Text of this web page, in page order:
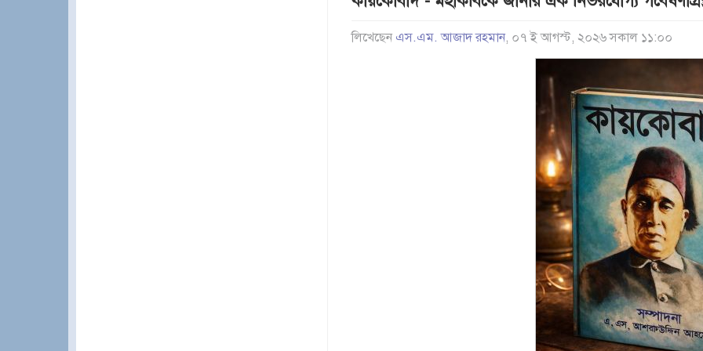
লিখেছেন এস.এম. আজাদ রহমান, ০৭ ই আগস্ট, ২০২৬ সকাল ১১:০০